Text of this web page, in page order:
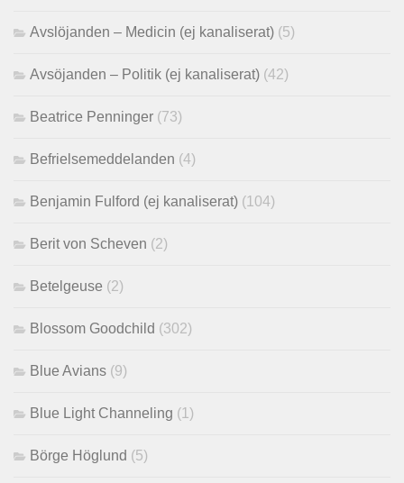
Avslöjanden – Medicin (ej kanaliserat) (5)
Avsöjanden – Politik (ej kanaliserat) (42)
Beatrice Penninger (73)
Befrielsemeddelanden (4)
Benjamin Fulford (ej kanaliserat) (104)
Berit von Scheven (2)
Betelgeuse (2)
Blossom Goodchild (302)
Blue Avians (9)
Blue Light Channeling (1)
Börge Höglund (5)